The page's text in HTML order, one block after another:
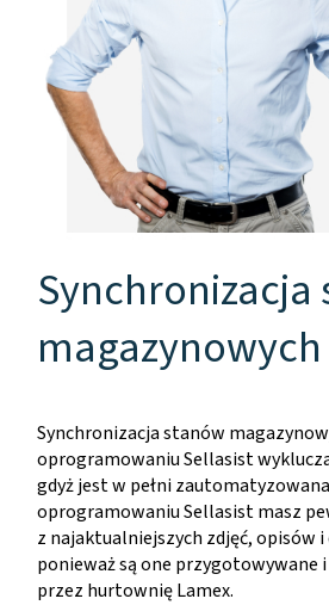
Synchronizacja
Synchronizacja stanów
oprogramowaniu Sellasist
gdyż jest w pełni
oprogramowaniu Sellasist masz
z najaktualniejszych zdjęć, opisów
ponieważ są one przygotowywane
przez hurtownię Lamex.